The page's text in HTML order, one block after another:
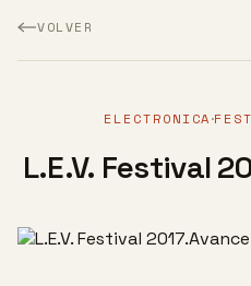
VOLVER
ELECTRONICA·
L.E.V. Festival